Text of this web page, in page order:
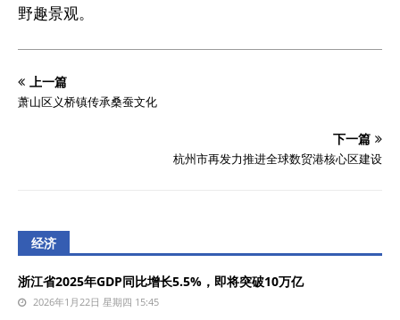
野趣景观。
上一篇
萧山区义桥镇传承桑蚕文化
下一篇
杭州市再发力推进全球数贸港核心区建设
经济
浙江省2025年GDP同比增长5.5%，即将突破10万亿
2026年1月22日 星期四 15:45